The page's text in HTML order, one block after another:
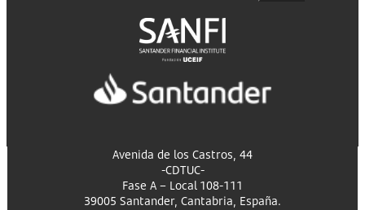
Avenida de los Castros, 44
-CDTUC-
Fase A – Local 108-111
39005 Santander, Cantabria, España.